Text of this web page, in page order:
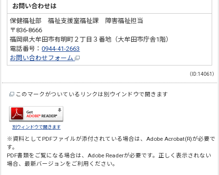
お問い合わせは
保健福祉部 福祉支援室福祉課 障害福祉担当
〒836-8666
福岡県大牟田市有明町２丁目３番地（大牟田市庁舎1階）
電話番号：0944-41-2663
お問い合わせフォーム
（ID:14061）
このマークがついているリンクは別ウインドウで開きます
別ウィンドウで開きます
※資料としてPDFファイルが添付されている場合は、Adobe Acrobat(R)が必要で
す。
PDF書類をご覧になる場合は、Adobe Readerが必要です。正しく表示されない
場合、最新バージョンをご利用ください。